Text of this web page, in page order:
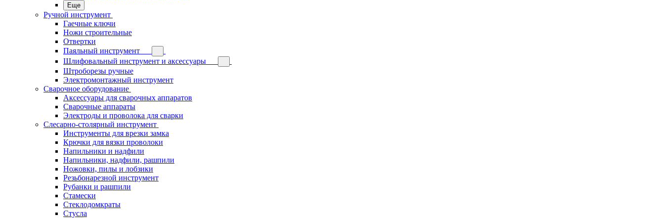
Еще
Ручной инструмент
Гаечные ключи
Ножи строительные
Отвертки
Паяльный инструмент
Шлифовальный инструмент и аксессуары
Штроборезы ручные
Электромонтажный инструмент
Сварочное оборудование
Аксессуары для сварочных аппаратов
Сварочные аппараты
Электроды и проволока для сварки
Слесарно-столярный инструмент
Инструменты для врезки замка
Крючки для вязки проволоки
Напильники и надфили
Напильники, надфили, рашпили
Ножовки, пилы и лобзики
Резьбонарезной инструмент
Рубанки и рашпили
Стамески
Стеклодомкраты
Стусла